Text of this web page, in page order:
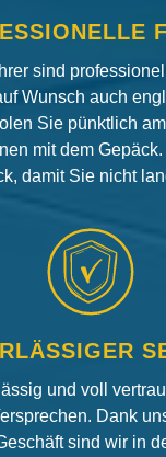
sind
Wunsch auch
Sie pünktlich
mit dem
damit Sie nicht
und voll
Dank
sind wir in